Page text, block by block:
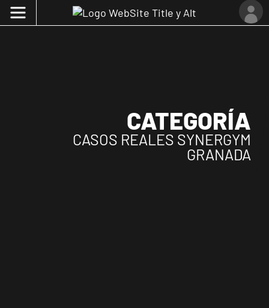
CATEGORÍA
CASOS REALES SYNERGYM
GRANADA